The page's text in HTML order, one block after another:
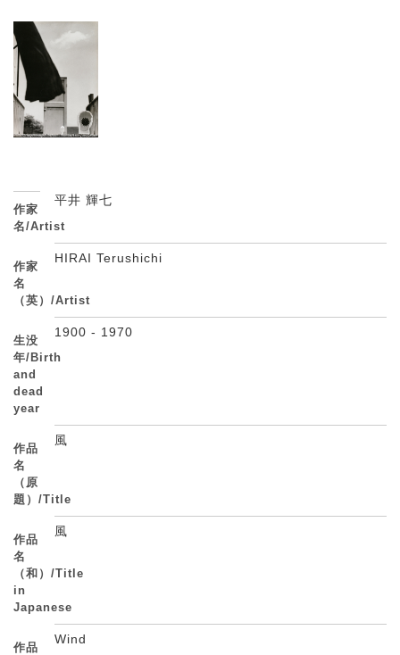
作家
名/Artist
平井 輝七
作家
名
（英）/Artist
HIRAI Terushichi
生没
年/Birth
and
dead
year
1900 - 1970
作品
名
（原
題）/Title
風
作品
名
（和）/Title
in
Japanese
風
作品
Wind